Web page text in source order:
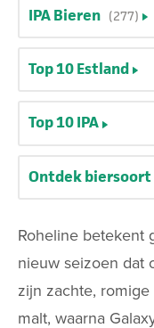
Roheline betekent
nieuw seizoen dat
zijn zachte,
malt, waarna
IPA Bieren (277)
Top 10 Estland
Top 10 IPA
Ontdek biersoort